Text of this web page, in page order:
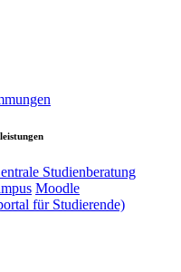
Studienberatung
Moodle
für Studierende)